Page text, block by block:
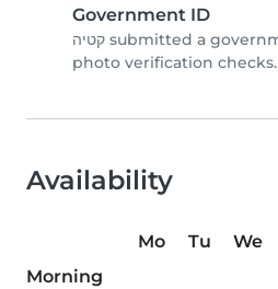
Government ID
קטיה submitted a government ID and completed
photo verification checks.
Availability
Mo Tu We
Morning